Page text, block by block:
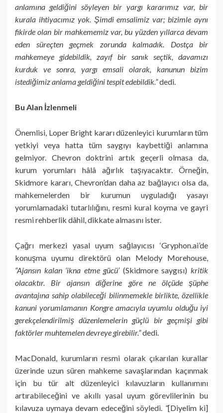
anlamına geldiğini söyleyen bir yargı kararımız var, bir
kurala ihtiyacımız yok. Şimdi emsalimiz var; bizimle aynı
fikirde olan bir mahkememiz var, bu yüzden yıllarca devam
eden süreçten geçmek zorunda kalmadık. Dostça bir
mahkemeye gidebildik, zayıf bir sanık seçtik, davamızı
kurduk ve sonra, yargı emsali olarak, kanunun bizim
istediğimiz anlama geldiğini tespit edebildik.”dedi.
Bu Alan İzlenmeli
Önemlisi, Loper Bright kararı düzenleyici kurumların tüm
yetkiyi veya hatta tüm saygıyı kaybettiği anlamına
gelmiyor. Chevron doktrini artık geçerli olmasa da,
kurum yorumları hâlâ ağırlık taşıyacaktır. Örneğin,
Skidmore kararı, Chevron’dan daha az bağlayıcı olsa da,
mahkemelerden bir kurumun uyguladığı yasayı
yorumlamadaki tutarlılığını, resmi kural koyma ve gayri
resmi rehberlik dâhil, dikkate almasını ister.
Çağrı merkezi yasal uyum sağlayıcısı ‘Gryphon.ai’de
konuşma uyumu direktörü olan Melody Morehouse,
“Ajansın kalan ‘ikna etme gücü’(Skidmore saygısı) kritik
olacaktır. Bir ajansın diğerine göre ne ölçüde şüphe
avantajına sahip olabileceği bilinmemekle birlikte, özellikle
kanuni yorumlamanın Kongre amacıyla uyumlu olduğu iyi
gerekçelendirilmiş düzenlemelerin güçlü bir geçmişi gibi
faktörler muhtemelen devreye girebilir.”dedi.
MacDonald, kurumların resmi olarak çıkarılan kurallar
üzerinde uzun süren mahkeme savaşlarından kaçınmak
için bu tür alt düzenleyici kılavuzların kullanımını
artırabileceğini ve akıllı yasal uyum görevlilerinin bu
kılavuza uymaya devam edeceğini söyledi. “[Diyelim ki]